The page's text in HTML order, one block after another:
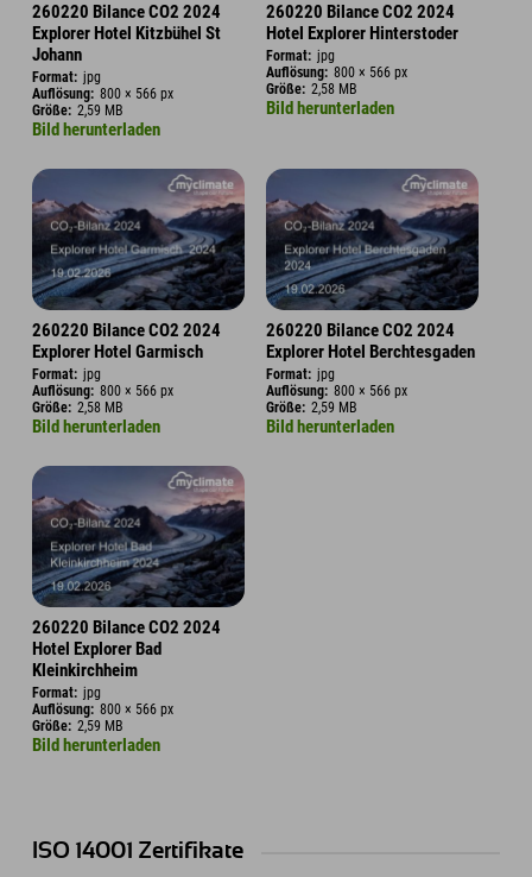
260220 Bilance CO2 2024
Explorer Hotel Kitzbühel St
Johann
Format: jpg
Auflösung: 800 × 566 px
Größe: 2,59 MB
Bild herunterladen
260220 Bilance CO2 2024
Hotel Explorer Hinterstoder
Format: jpg
Auflösung: 800 × 566 px
Größe: 2,58 MB
Bild herunterladen
260220 Bilance CO2 2024
Explorer Hotel Garmisch
Format: jpg
Auflösung: 800 × 566 px
Größe: 2,58 MB
Bild herunterladen
260220 Bilance CO2 2024
Explorer Hotel Berchtesgaden
Format: jpg
Auflösung: 800 × 566 px
Größe: 2,59 MB
Bild herunterladen
260220 Bilance CO2 2024
Hotel Explorer Bad
Kleinkirchheim
Format: jpg
Auflösung: 800 × 566 px
Größe: 2,59 MB
Bild herunterladen
ISO 14001 Zertifikate